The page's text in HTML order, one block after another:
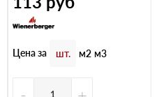
Цена за шт. м2 м3